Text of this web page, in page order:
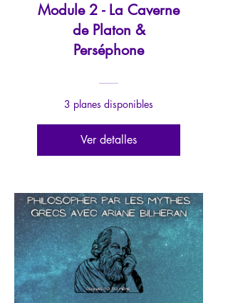
Module 2 - La Caverne
de Platon &
Perséphone
3 planes disponibles
Ver detalles